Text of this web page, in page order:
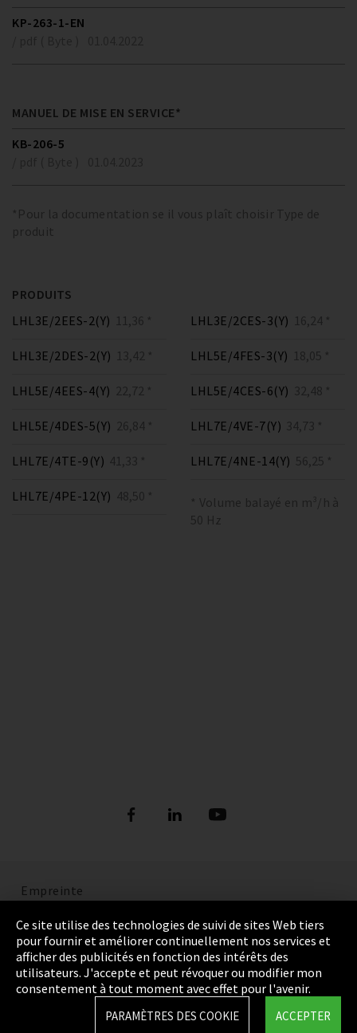
KP-263-1-EN
MANUEL DE MISE EN SERVICE*
KB-206-5
*Pour la documentation se il vous plaît choisir Type de
produit
PRODUITS
LHL3E/2EES-2(Y) 11,36 *
LHL3E/2DES-2(Y) 13,42 *
LHL3E/2CES-3(Y) 16,24 *
LHL5E/4FES-3(Y) 18,05 *
LHL5E/4EES-4(Y) 22,72 *
LHL5E/4DES-5(Y) 26,84 *
LHL5E/4CES-6(Y) 32,48 *
LHL7E/4VE-7(Y) 34,73 *
LHL7E/4TE-9(Y) 41,33 *
LHL7E/4PE-12(Y) 48,50 *
LHL7E/4NE-14(Y) 56,25 *
* Volume balayé en m³/h à
50 Hz
Empreinte
Politique de confidentialité
Cookie Settings
Termes et Conditions
Ce site utilise des technologies de suivi de sites Web tiers
pour fournir et améliorer continuellement nos services et
afficher des publicités en fonction des intérêts des
utilisateurs. J'accepte et peut révoquer ou modifier mon
consentement à tout moment avec effet pour l'avenir.
ACCEPTER
PARAMÈTRES DES COOKIE